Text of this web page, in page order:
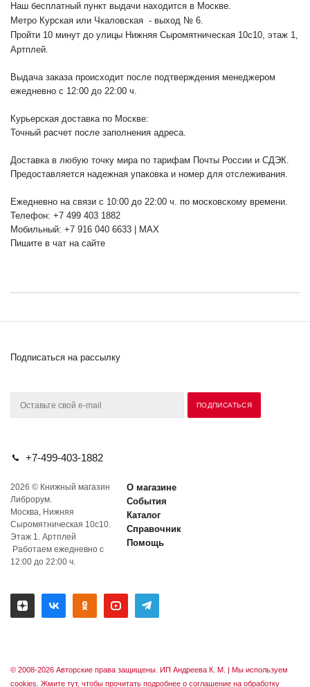
Наш бесплатный пункт выдачи находится в Москве.
Метро Курская или Чкаловская - выход № 6.
Пройти 10 минут до улицы Нижняя Сыромятническая 10с10, этаж 1,
Артплей.
Выдача заказа происходит после подтверждения менеджером
ежедневно с 12:00 до 22:00 ч.
Курьерская доставка по Москве:
Точный расчет после заполнения адреса.
Доставка в любую точку мира по тарифам Почты России и СДЭК.
Предоставляется надежная упаковка и номер для отслеживания.
Ежедневно на связи с 10:00 до 22:00 ч. по московскому времени.
Телефон: +7 499 403 1882
Мобильный: +7 916 040 6633 | MAX
Пишите в чат на сайте
Подписаться на рассылку
+7-499-403-1882
2026 © Книжный магазин
Либрорум.
Москва, Нижняя
Сыромятническая 10с10.
Этаж 1. Артплей
Работаем ежедневно с
12:00 до 22:00 ч.
О магазине
События
Каталог
Справочник
Помощь
© 2008-2026 Авторские права защищены. ИП Андреева К. М. | Мы используем
cookies. Жмите тут, чтобы прочитать подробнее о соглашение на обработку